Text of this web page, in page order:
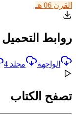
القرن 06 هـ
روابط التحميل
الواجهة مجلد 4
تصفح الكتاب